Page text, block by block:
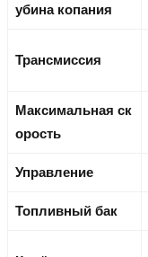
убина копания
Трансмиссия
Максимальная ск
орость
Управление
Топливный бак